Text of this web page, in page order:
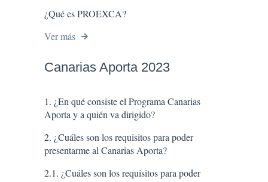
¿Qué es PROEXCA?
Ver más
Canarias Aporta 2023
1. ¿En qué consiste el Programa Canarias
Aporta y a quién va dirigido?
2. ¿Cuáles son los requisitos para poder
presentarme al Canarias Aporta?
2.1. ¿Cuáles son los requisitos para poder